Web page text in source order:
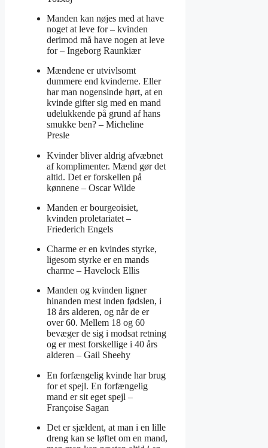
Manden kan nøjes med at have
noget at leve for – kvinden
derimod må have nogen at leve
for – Ingeborg Raunkiær
Mændene er utvivlsomt
dummere end kvinderne. Eller
har man nogensinde hørt, at en
kvinde gifter sig med en mand
udelukkende på grund af hans
smukke ben? – Micheline
Presle
Kvinder bliver aldrig afvæbnet
af komplimenter. Mænd gør det
altid. Det er forskellen på
kønnene – Oscar Wilde
Manden er bourgeoisiet,
kvinden proletariatet –
Friederich Engels
Charme er en kvindes styrke,
ligesom styrke er en mands
charme – Havelock Ellis
Manden og kvinden ligner
hinanden mest inden fødslen, i
18 års alderen, og når de er
over 60. Mellem 18 og 60
bevæger de sig i modsat retning
og er mest forskellige i 40 års
alderen – Gail Sheehy
En forfængelig kvinde har brug
for et spejl. En forfængelig
mand er sit eget spejl –
Françoise Sagan
Det er sjældent, at man i en lille
dreng kan se løftet om en mand,